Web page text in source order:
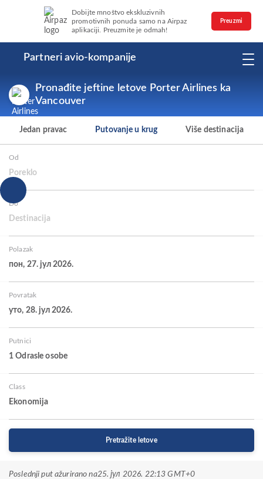
Dobijte mnoštvo ekskluzivnih
promotivnih ponuda samo na Airpaz
aplikaciji. Preuzmite je odmah!
Preuzmi
Partneri avio-kompanije
Pronađite jeftine letove Porter Airlines ka
Vancouver
Jedan pravac Putovanje u krug Više destinacija
Od
Poreklo
Do
Destinacija
Polazak
пон, 27. јул 2026.
Povratak
уто, 28. јул 2026.
Putnici
1 Odrasle osobe
Class
Ekonomija
Pretražite letove
Poslednji put ažurirano na25. јул 2026. 22:13 GMT+0